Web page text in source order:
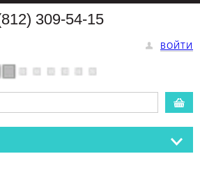
ВОЙТИ
309-54-15